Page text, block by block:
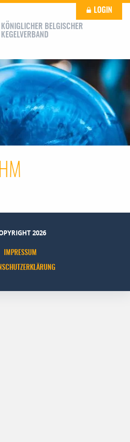
KÖNIGLICHER BELGISCHER
KEGELVERBAND
LOGIN
2026
IMPRESSUM